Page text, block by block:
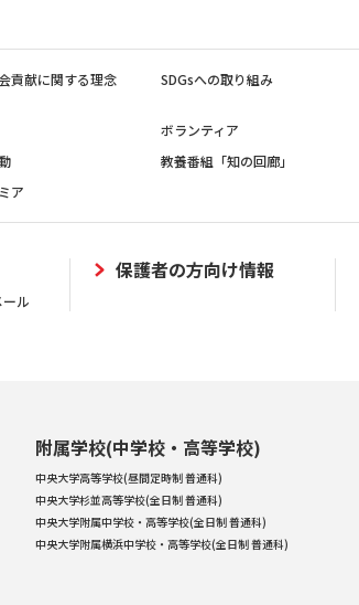
貢献に関する理念 SDGsへの取り組み
ボランティア
教養番組「知の回廊」
ア
ル
保護者の方向け情報
附属学校(中学校・高等学校)
中央大学高等学校(昼間定時制 普通科)
中央大学杉並高等学校(全日制 普通科)
中央大学附属中学校・高等学校(全日制 普通科)
中央大学附属横浜中学校・高等学校(全日制 普通科)